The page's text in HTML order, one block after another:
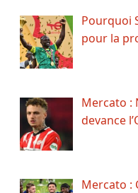
Pourquoi
pour la
Mercato :
devance
Mercato :